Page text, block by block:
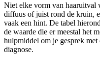
Niet elke vorm van haaruitval
diffuus of juist rond de kruin,
vaak een hint. De tabel
de waarde die er meestal het
hulpmiddel om je gesprek met
diagnose.